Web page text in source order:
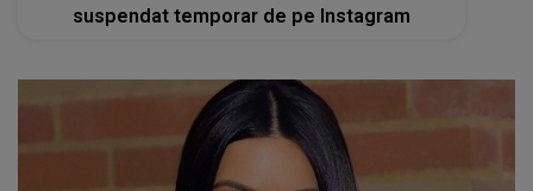
suspendat temporar de pe Instagram